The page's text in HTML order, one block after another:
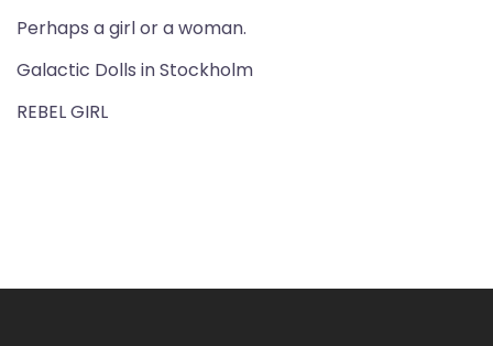
Perhaps a girl or a woman.
Galactic Dolls in Stockholm
REBEL GIRL